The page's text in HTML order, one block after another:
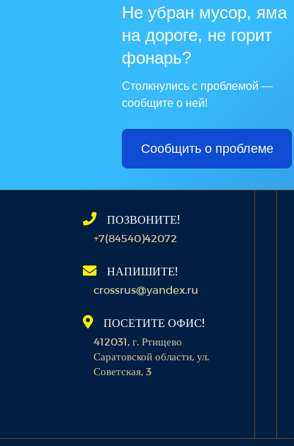
Не убран мусор, яма
на дороге, не горит
фонарь?
Столкнулись с проблемой —
сообщите о ней!
Сообщить о проблеме
ПОЗВОНИТЕ!
+7(84540)42072
НАПИШИТЕ!
crossrus@yandex.ru
ПОСЕТИТЕ ОФИС!
412031, г. Ртищево
Саратовской области, ул.
Советская, 3